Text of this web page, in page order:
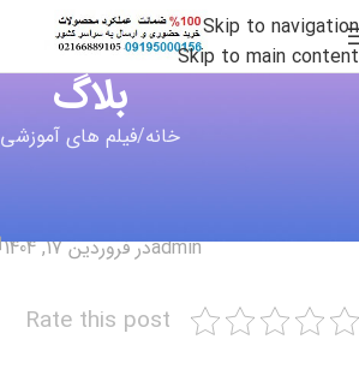
Skip to navigation
Skip to main content
بلاگ
خانه فیلم های آموزشی
adminدر فروردین 17, 1404
Rate this post